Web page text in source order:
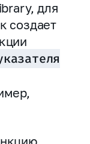
для
создает